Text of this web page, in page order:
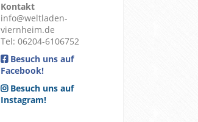
Kontakt
info@weltladen-
viernheim.de
Tel: 06204-6106752
Besuch uns auf
Facebook!
Besuch uns auf
Instagram!